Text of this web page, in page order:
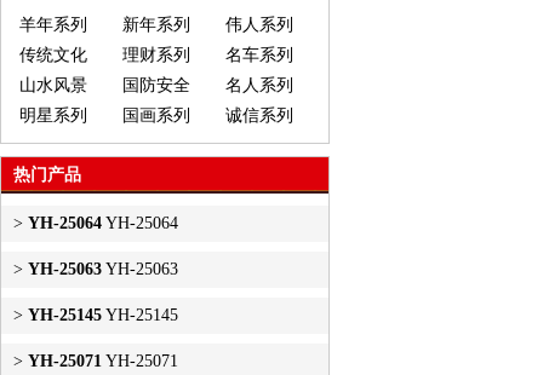
羊年系列 新年系列
伟人系列
传统文化
理财系列
名车系列
山水风景
国防安全
名人系列
明星系列
国画系列 诚信系列
热门产品
> YH-25064 YH-25064
> YH-25063 YH-25063
> YH-25145 YH-25145
> YH-25071 YH-25071